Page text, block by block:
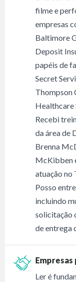
filme e
empresas
Baltimore
Deposit
papéis de
Secret
Thompson
Healthcare
Recebi
da área de
Brenna
McKibben
atuação no
Posso
incluindo
solicitação
de entrega
Empresas
Ler é